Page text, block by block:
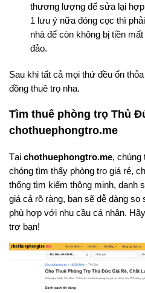
thương lượng để sửa lại
1 lưu ý nữa đóng cọc thì
nhà để còn không bị tiền
đảo.
Sau khi tất cả mọi thứ đều ổn
đồng thuê trọ nha.
Tìm thuê phòng trọ Thủ
chothuephongtro.me
Tại chothuephongtro.me, chúng
chóng tìm thấy phòng trọ giá rẻ,
thống tìm kiếm thông minh, danh
giá cả rõ ràng, bạn sẽ dễ dàng
phù hợp với nhu cầu cá nhân.
trợ bạn!